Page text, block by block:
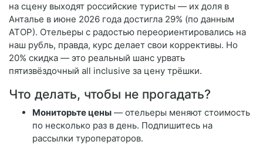
на сцену выходят российские туристы — их доля в
Анталье в июне 2026 года достигла 29% (по данным
АТОР). Отельеры с радостью переориентировались на
наш рубль, правда, курс делает свои коррективы. Но
20% скидка — это реальный шанс урвать
пятизвёздочный all inclusive за цену трёшки.
Что делать, чтобы не прогадать?
Мониторьте цены — отельеры меняют стоимость
по несколько раз в день. Подпишитесь на
рассылки туроператоров.